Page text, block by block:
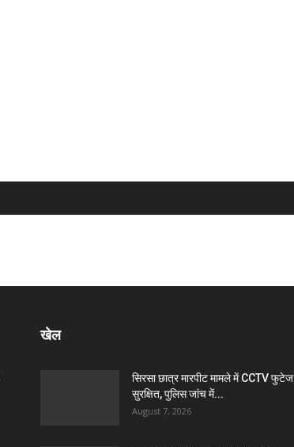
खेल
सिरसा छात्र मारपीट मामले में CCTV फुटेज
सुरक्षित, पुलिस जांच में...
August 7, 2026